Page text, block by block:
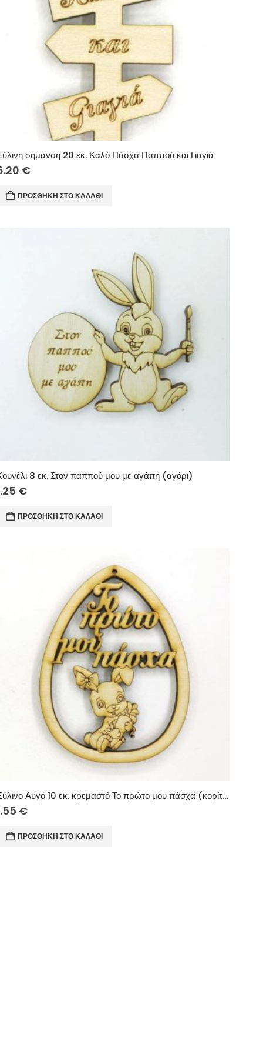
σήμανση 20 εκ. Καλό Πάσχα Παππού και Γιαγιά
€
ΠΡΟΣΘΉΚΗ ΣΤΟ ΚΑΛΆΘΙ
8 εκ. Στον παππού μου με αγάπη (αγόρι)
€
ΠΡΟΣΘΉΚΗ ΣΤΟ ΚΑΛΆΘΙ
Ξύλινο Αυγό 10 εκ. κρεμαστό Το πρώτο μου πάσχα (κορίτσι)
€
ΠΡΟΣΘΉΚΗ ΣΤΟ ΚΑΛΆΘΙ